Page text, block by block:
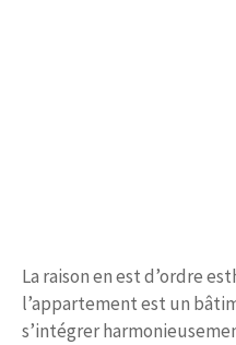
La raison en est d’ordre
l’appartement est un
s’intégrer